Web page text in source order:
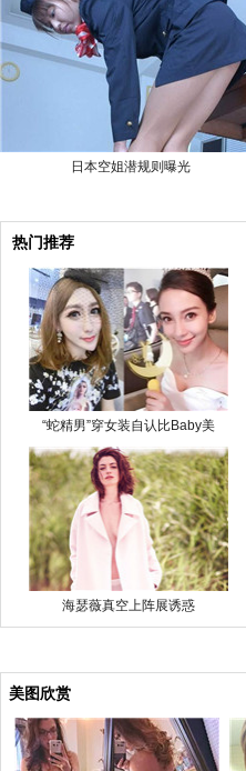
日本空姐潜规则曝光
热门推荐
“蛇精男”穿女装自认比Baby美
海瑟薇真空上阵展诱惑
美图欣赏